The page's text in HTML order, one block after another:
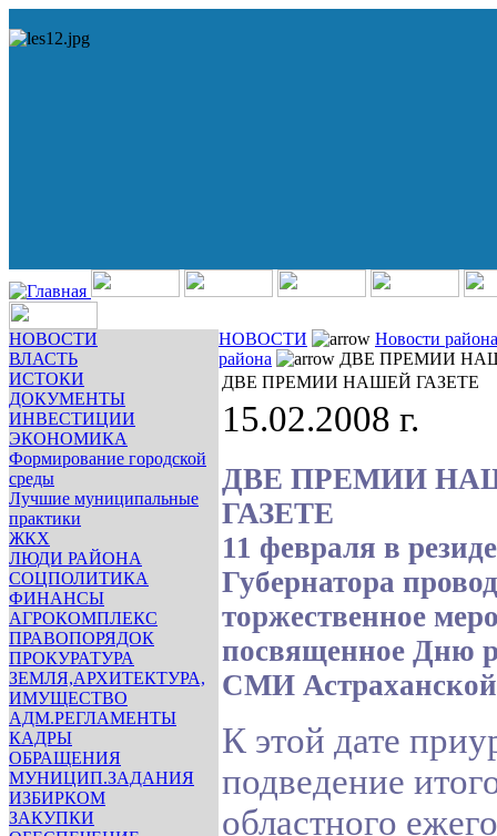
НОВОСТИ
ВЛАСТЬ
ИСТОКИ
ДОКУМЕНТЫ
ИНВЕСТИЦИИ
ЭКОНОМИКА
Формирование городской
среды
Лучшие муниципальные
практики
ЖКХ
ЛЮДИ РАЙОНА
СОЦПОЛИТИКА
ФИНАНСЫ
АГРОКОМПЛЕКС
ПРАВОПОРЯДОК
ПРОКУРАТУРА
ЗЕМЛЯ,АРХИТЕКТУРА,
ИМУЩЕСТВО
АДМ.РЕГЛАМЕНТЫ
КАДРЫ
ОБРАЩЕНИЯ
МУНИЦИП.ЗАДАНИЯ
ИЗБИРКОМ
ЗАКУПКИ
НОВОСТИ
Новости района
района
ДВЕ ПРЕМИИ
ДВЕ ПРЕМИИ НАШЕЙ ГАЗЕТЕ
15.02.2008 г.
ДВЕ ПРЕМИИ
ГАЗЕТЕ
11 февраля в
Губернатора
торжественное
посвященное Дню
СМИ Астраханской
К этой дате
подведение
областного